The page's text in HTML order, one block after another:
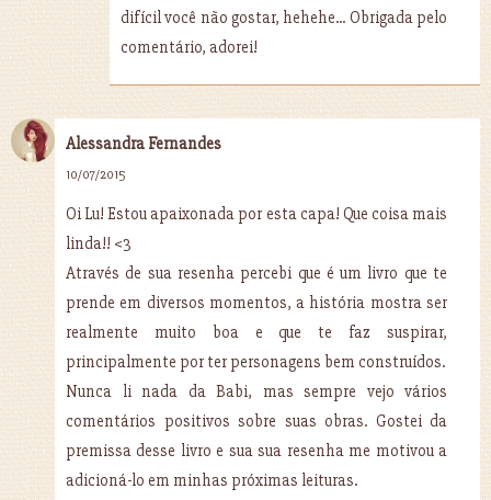
difícil você não gostar, hehehe... Obrigada pelo
comentário, adorei!
Alessandra Fernandes
10/07/2015
Oi Lu! Estou apaixonada por esta capa! Que coisa mais
linda!! <3
Através de sua resenha percebi que é um livro que te
prende em diversos momentos, a história mostra ser
realmente muito boa e que te faz suspirar,
principalmente por ter personagens bem construídos.
Nunca li nada da Babi, mas sempre vejo vários
comentários positivos sobre suas obras. Gostei da
premissa desse livro e sua sua resenha me motivou a
adicioná-lo em minhas próximas leituras.